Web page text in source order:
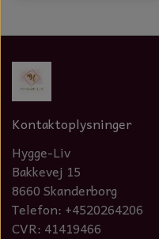
Kontaktoplysninger
Hygge-Liv
Bakkevej 15
8660 Skanderborg
Telefon: +4520264206
CVR: 41419466